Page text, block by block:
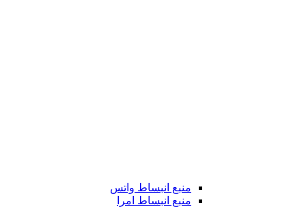
منبع انبساط واتس
منبع انبساط امرا